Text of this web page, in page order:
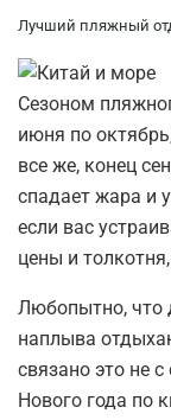
Лучший пляжный
Сезоном
июня по
все же, конец
спадает жара и
если вас
цены и
Любопытно, что
наплыва
связано это не
Нового года по